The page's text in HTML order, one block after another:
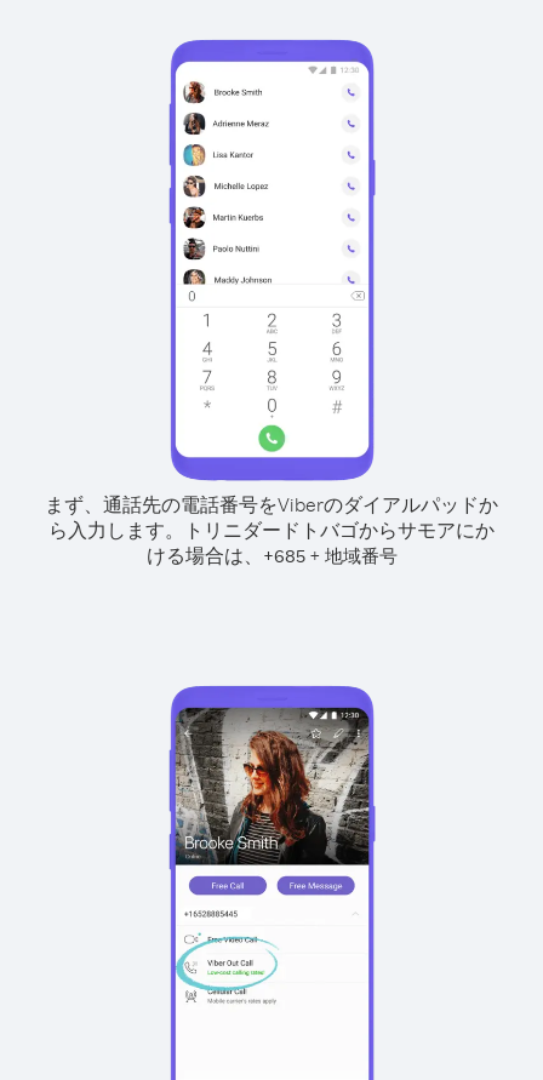
まず、通話先の電話番号をViberのダイアルパッドか
ら入力します。
トリニダードトバゴからサモアにか
ける場合は、
+685+ 地域番号